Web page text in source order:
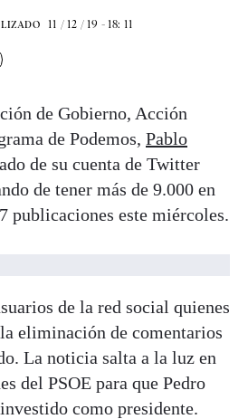
11 / 12 / 19 - 18: 11
de Gobierno, Acción
de Podemos, Pablo
de su cuenta de Twitter
de tener más de 9.000 en
publicaciones este miércoles.
de la red social quienes
eliminación de comentarios
La noticia salta a la luz en
del PSOE para que Pedro
como presidente.